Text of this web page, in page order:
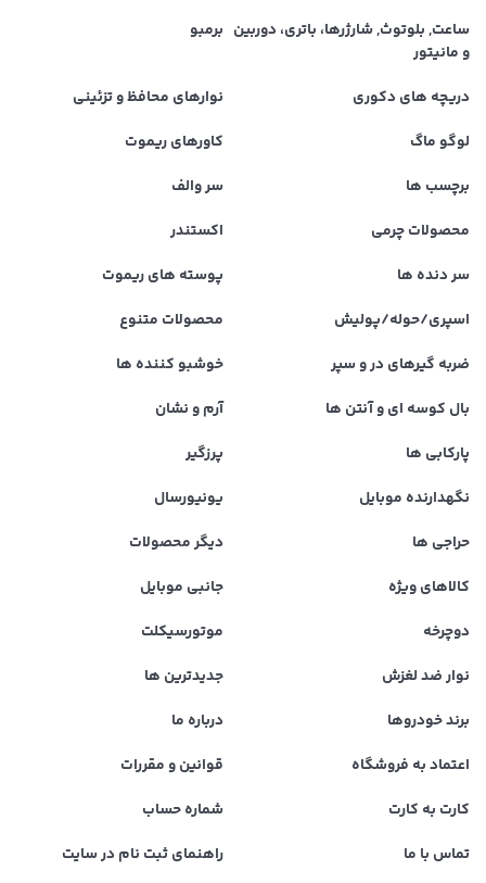
ساعت, بلوتوث, شارژرها، باتری، دوربین
و مانیتور
برمبو
دریچه های دکوری
نوارهای محافظ و تزئینی
لوگو ماگ
کاورهای ریموت
برچسب ها
سر والف
محصولات چرمی
اکستندر
سر دنده ها
پوسته های ریموت
اسپری/حوله/پولیش
محصولات متنوع
ضربه گیرهای در و سپر
خوشبو کننده ها
بال کوسه ای و آنتن ها
آرم و نشان
پارکابی ها
پرزگیر
نگهدارنده موبایل
یونیورسال
حراجی ها
دیگر محصولات
کالاهای ویژه
جانبی موبایل
دوچرخه
موتورسیکلت
نوار ضد لغزش
جدیدترین ها
برند خودروها
درباره ما
اعتماد به فروشگاه
قوانین و مقررات
کارت به کارت
شماره حساب
تماس با ما
راهنمای ثبت نام در سایت